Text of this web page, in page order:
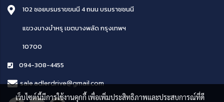
102 ซอยบรมราขขนนี 4 ถนน บรมราชชนนี
แขวงบางบำหรุ เขตบางพลัดกรุงเทพฯ
10700
094-308-4455
sale.adlerdrive@gmail.com
เว็บไซต์นี้มีการใช้งานคุกกี้ เพื่อเพิ่มประสิทธิภาพและประสบการณ์ที่ดี